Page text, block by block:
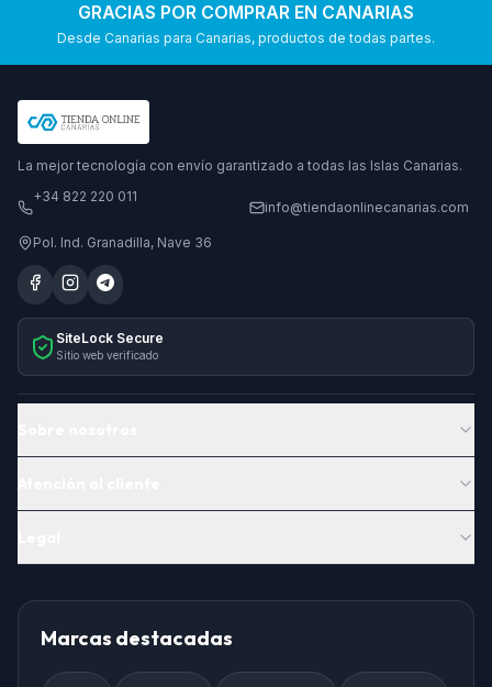
GRACIAS POR COMPRAR EN CANARIAS
Desde Canarias para Canarias, productos de todas partes.
La mejor tecnología con envío garantizado a todas las Islas Canarias.
+34 822 220 011
info@tiendaonlinecanarias.com
Pol. Ind. Granadilla, Nave 36
SiteLock Secure
Sitio web verificado
Marcas destacadas